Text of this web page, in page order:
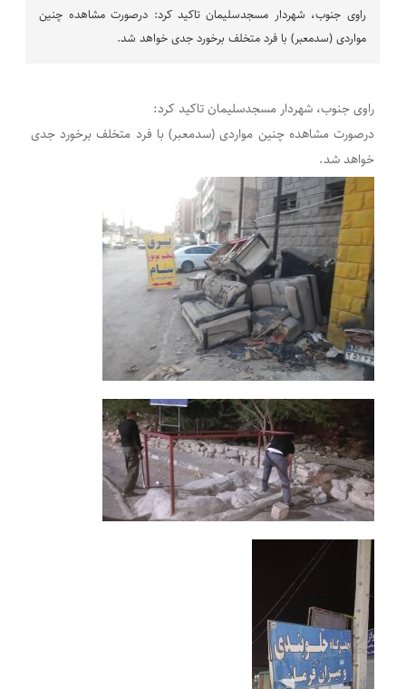
راوی جنوب، شهردار مسجدسلیمان تاکید کرد: درصورت مشاهده چنین
مواردی (سدمعبر) با فرد متخلف برخورد جدی خواهد شد.
راوی جنوب، شهردار مسجدسلیمان تاکید کرد:
درصورت مشاهده چنین مواردی (سدمعبر) با فرد متخلف برخورد جدی
خواهد شد.